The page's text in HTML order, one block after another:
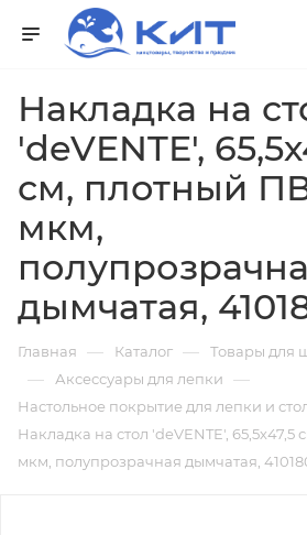
Накладка на
'deVENTE',
см, плотный
мкм,
дымчатая,
Главная — Каталог — Товары для
— Аксессуары для лепки —
Настольное покрытие для лепки и
Накладка на стол 'deVENTE',
мкм, полупрозрачная дымчатая,